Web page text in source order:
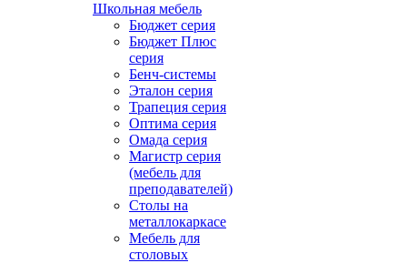
Школьная мебель
Бюджет серия
Бюджет Плюс
серия
Бенч-системы
Эталон серия
Трапеция серия
Оптима серия
Омада серия
Магистр серия
(мебель для
преподавателей)
Столы на
металлокаркасе
Мебель для
столовых